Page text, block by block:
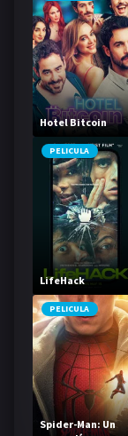
Hotel Bitcoin
PELICULA
LifeHack
PELICULA
Spider-Man: Un